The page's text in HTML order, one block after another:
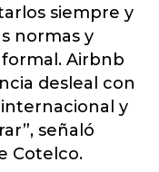
siempre y
normas y
Airbnb
desleal con
y
señaló
Cotelco.